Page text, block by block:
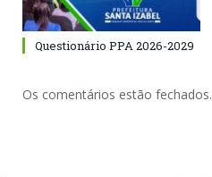
Questionário PPA 2026-2029
Os comentários estão fechados.